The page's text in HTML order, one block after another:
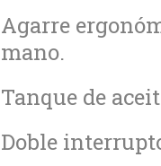
Agarre
mano.
Tanque de
Doble